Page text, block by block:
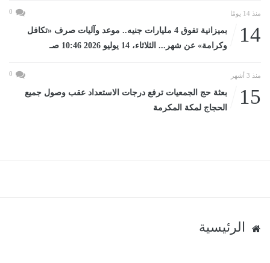
منذ 14 يومًا 0
14
بميزانية تفوق 4 مليارات جنيه.. موعد وآليات صرف «تكافل
وكرامة» عن شهر... الثلاثاء، 14 يوليو 2026 10:46 صـ
منذ 3 أشهر 0
15
بعثة حج الجمعيات ترفع درجات الاستعداد عقب وصول جميع
الحجاج لمكة المكرمة
الرئيسية